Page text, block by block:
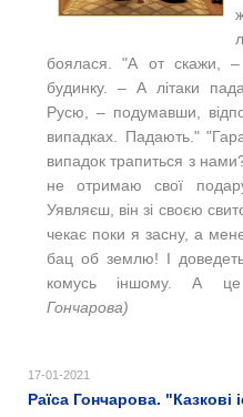
боялася. "А от скажи,
будинку. ‒ А літаки
Русю, ‒ подумавши,
випадках. Падають."
випадок трапиться з
не отримаю свої
Уявляєш, він зі своєю
чекає поки я засну, а
бац об землю! І
комусь іншому. А це
Гончарова)
17-01-2021
Раїса Гончарова. "Казкові